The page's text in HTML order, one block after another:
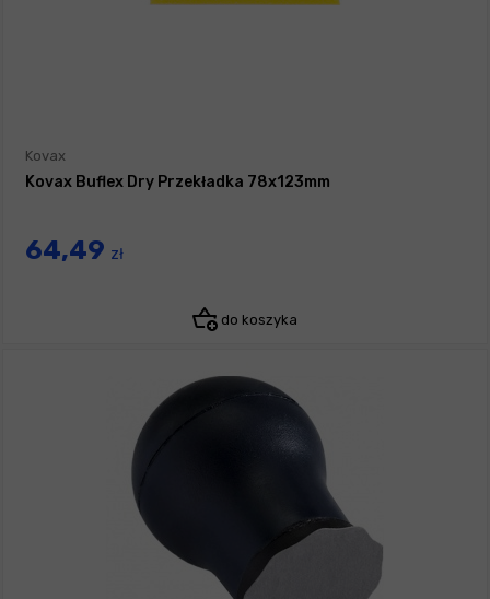
Kovax
Kovax Buflex Dry Przekładka 78x123mm
64,49 zł
do koszyka